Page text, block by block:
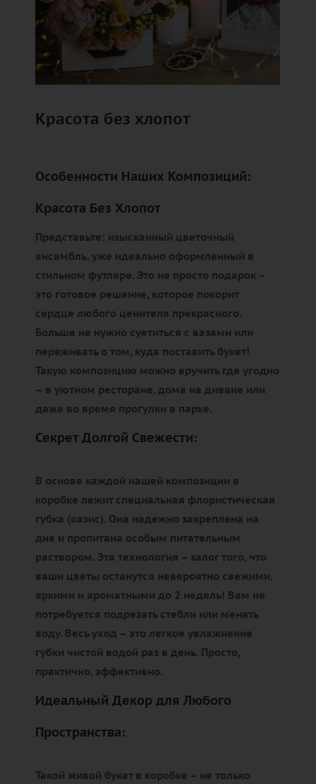
Красота без хлопот
Особенности Наших Композиций:
Красота Без Хлопот
Представьте: изысканный цветочный
ансамбль, уже идеально оформленный в
стильном футляре. Это не просто подарок –
это готовое решение, которое покорит
сердце любого ценителя прекрасного.
Больше не нужно суетиться с вазами или
переживать о том, куда поставить букет!
Такую композицию можно вручить где угодно
– в уютном ресторане, дома на диване или
даже во время прогулки в парке.
Секрет Долгой Свежести:
В основе каждой нашей композиции в
коробке лежит специальная флористическая
губка (оазис). Она надежно закреплена на
дне и пропитана особым питательным
раствором. Эта технология – залог того, что
ваши цветы останутся невероятно свежими,
яркими и ароматными до 2 недель! Вам не
потребуется подрезать стебли или менять
воду. Весь уход – этолегкое увлажнение
губки чистой водой раз в день. Просто,
практично, эффективно.
Идеальный Декор для Любого
Пространства:
Такой живой букет в коробке – не только